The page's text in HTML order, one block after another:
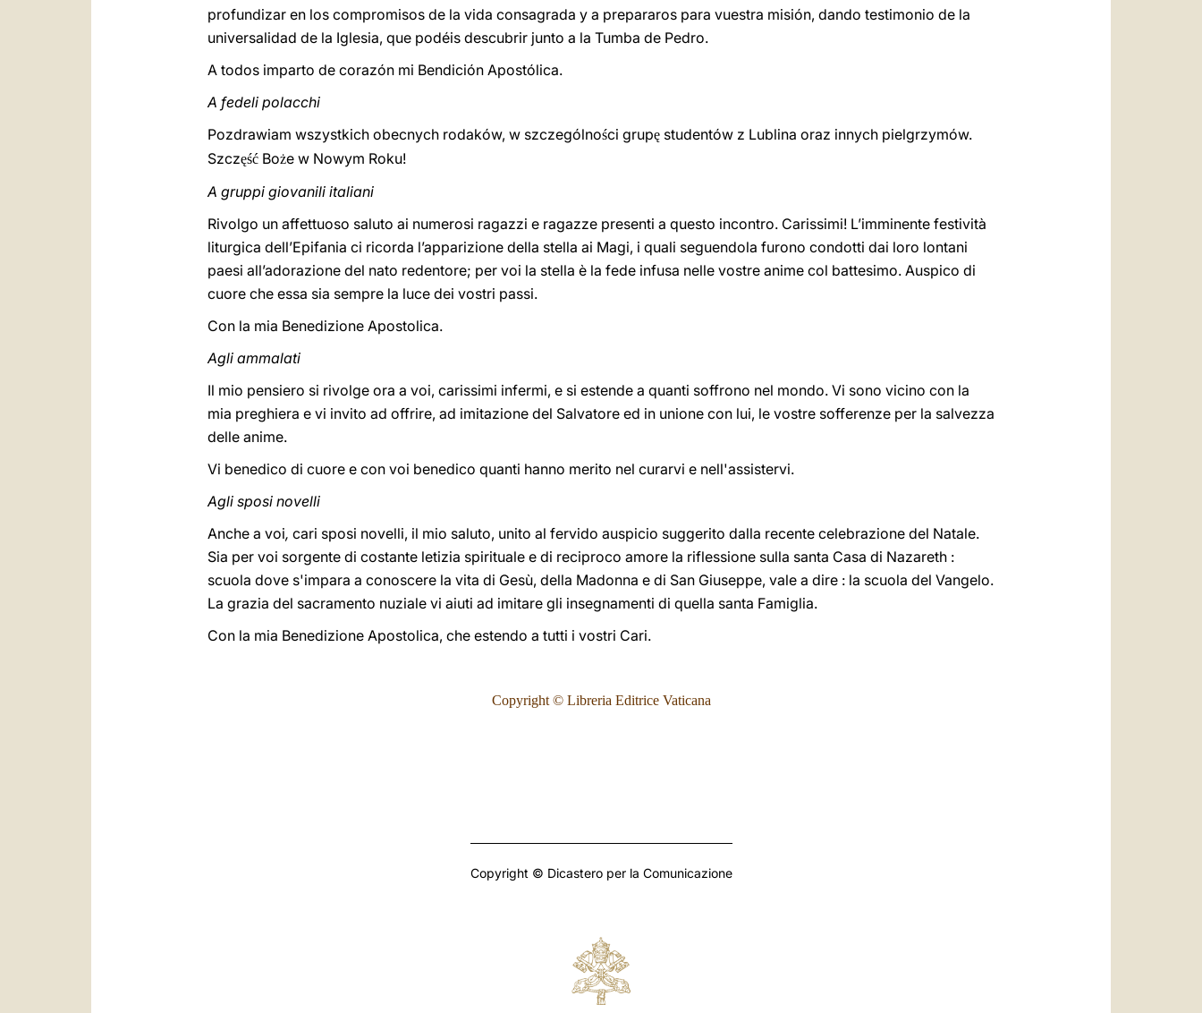
profundizar en los compromisos de la vida consagrada y a prepararos para vuestra misión, dando testimonio de la
universalidad de la Iglesia, que podéis descubrir junto a la Tumba de Pedro.
A todos imparto de corazón mi Bendición Apostólica.
A fedeli polacchi
Pozdrawiam wszystkich obecnych rodaków, w szczególności grupę studentów z Lublina oraz innych pielgrzymów.
Szczęść Boże w Nowym Roku!
A gruppi giovanili italiani
Rivolgo un affettuoso saluto ai numerosi ragazzi e ragazze presenti a questo incontro. Carissimi! L’imminente festività
liturgica dell’Epifania ci ricorda l’apparizione della stella ai Magi, i quali seguendola furono condotti dai loro lontani
paesi all’adorazione del nato redentore; per voi la stella è la fede infusa nelle vostre anime col battesimo. Auspico di
cuore che essa sia sempre la luce dei vostri passi.
Con la mia Benedizione Apostolica.
Agli ammalati
Il mio pensiero si rivolge ora a voi, carissimi infermi, e si estende a quanti soffrono nel mondo. Vi sono vicino con la
mia preghiera e vi invito ad offrire, ad imitazione del Salvatore ed in unione con lui, le vostre sofferenze per la salvezza
delle anime.
Vi benedico di cuore e con voi benedico quanti hanno merito nel curarvi e nell'assistervi.
Agli sposi novelli
Anche a voi, cari sposi novelli, il mio saluto, unito al fervido auspicio suggerito dalla recente celebrazione del Natale.
Sia per voi sorgente di costante letizia spirituale e di reciproco amore la riflessione sulla santa Casa di Nazareth :
scuola dove s'impara a conoscere la vita di Gesù, della Madonna e di San Giuseppe, vale a dire : la scuola del Vangelo.
La grazia del sacramento nuziale vi aiuti ad imitare gli insegnamenti di quella santa Famiglia.
Con la mia Benedizione Apostolica, che estendo a tutti i vostri Cari.
Copyright © Libreria Editrice Vaticana
Copyright © Dicastero per la Comunicazione